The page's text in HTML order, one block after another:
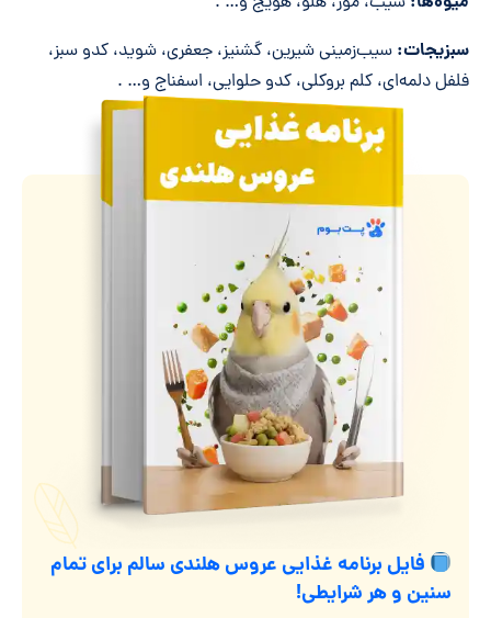
سبزیجات: سیب‌زمینی شیرین، گشنیز، جعفری، شوید، کدو سبز،
فلفل دلمه‌ای، کلم بروکلی، کدو حلوایی، اسفناج و… .
فایل برنامه غذایی عروس هلندی سالم برای تمام
سنین و هر شرایطی!